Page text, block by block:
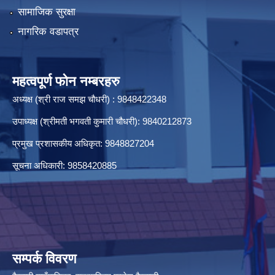
सामाजिक सुरक्षा
नागरिक वडापत्र
महत्वपूर्ण फोन नम्बरहरु
अध्यक्ष (श्री राज समझ चौधरी) : 9848422348
उपाध्यक्ष (श्रीमती भगवती कुमारी चौधरी): 9840212873
प्रमुख प्रशासकीय अधिकृत: 9848827204
सूचना अधिकारी: 9858420885
सम्पर्क विवरण